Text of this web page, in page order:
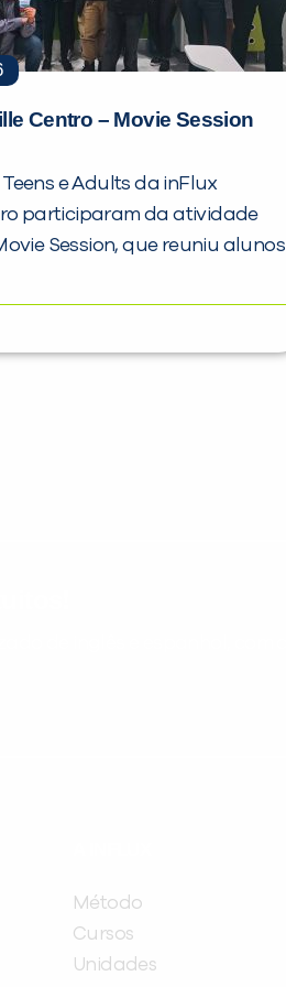
Centro – Movie Session
e Adults da inFlux
participaram da atividade
Session, que reuniu alunos
Método
Cursos
Unidades